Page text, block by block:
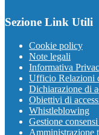
Sezione Link Utili
Cookie policy
Note legali
Informativa
Ufficio Relazioni
Dichiarazione di
Obiettivi di
Whistleblowing
Gestione
Amministrazione